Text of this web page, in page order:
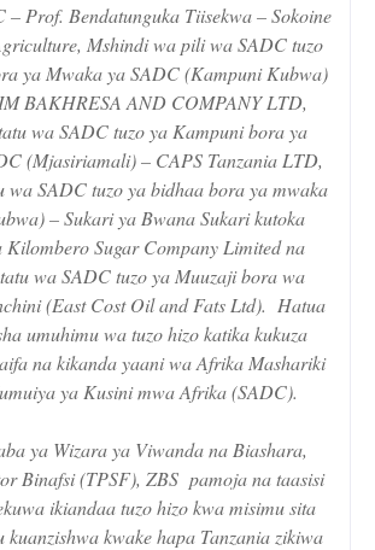
– Prof. Bendatunguka Tiisekwa – Sokoine
Mshindi wa pili wa SADC tuzo
ya Mwaka ya SADC (Kampuni Kubwa)
BAKHRESA AND COMPANY LTD,
wa SADC tuzo ya Kampuni bora ya
(Mjasiriamali) – CAPS Tanzania LTD,
wa SADC tuzo ya bidhaa bora ya mwaka
– Sukari ya Bwana Sukari kutoka
Kilombero Sugar Company Limited na
wa SADC tuzo ya Muuzaji bora wa
(East Cost Oil and Fats Ltd). Hatua
umuhimu wa tuzo hizo katika kukuza
na kikanda yaani wa Afrika Mashariki
ya Kusini mwa Afrika (SADC).
ya Wizara ya Viwanda na Biashara,
Binafsi (TPSF), ZBS pamoja na taasisi
ikiandaa tuzo hizo kwa misimu sita
kuanzishwa kwake hapa Tanzania zikiwa